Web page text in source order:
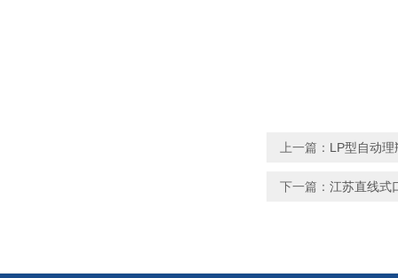
上一篇： LP型自动理
下一篇： 江苏直线式